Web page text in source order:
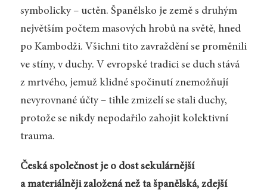
symbolicky – uctěn. Španělsko je země s druhým
největším počtem masových hrobů na světě, hned
po Kambodži. Všichni tito zavraždění se proměnili
ve stíny, v duchy. V evropské tradici se duch stává
z mrtvého, jemuž klidné spočinutí znemožňují
nevyrovnané účty – tihle zmizelí se stali duchy,
protože se nikdy nepodařilo zahojit kolektivní
trauma.
Česká společnost je o dost sekulárnější
a materiálněji založená než ta španělská, zdejší